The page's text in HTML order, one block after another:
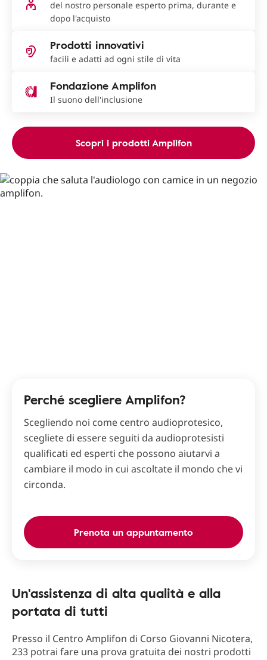
del nostro personale esperto prima, durante e
dopo l'acquisto
Prodotti innovativi
facili e adatti ad ogni stile di vita
Fondazione Amplifon
Il suono dell'inclusione
Scopri i prodotti Amplifon
Perché scegliere Amplifon?
Scegliendo noi come centro audioprotesico,
scegliete di essere seguiti da audioprotesisti
qualificati ed esperti che possono aiutarvi a
cambiare il modo in cui ascoltate il mondo che vi
circonda.
Prenota un appuntamento
Un'assistenza di alta qualità e alla
portata di tutti
Presso il Centro Amplifon di Corso Giovanni Nicotera,
233 potrai fare una prova gratuita dei nostri prodotti